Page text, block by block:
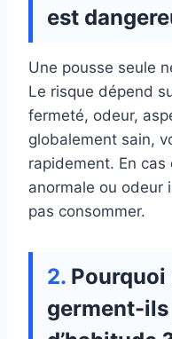
est
Une pousse seule
Le risque dépend
fermeté, odeur,
globalement sain,
rapidement. En
anormale ou odeur
pas consommer.
Pourquoi
germent-